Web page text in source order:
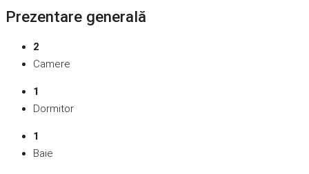
Prezentare generală
2
Camere
1
Dormitor
1
Baie